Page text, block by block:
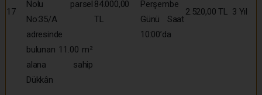
17
Nolu parsel
No:35/A
adresinde
bulunan 11.00 m²
alana sahip
Dükkân
84.000,00
TL
Perşembe
Günü Saat
10:00’da
2.520,00 TL 3 Yıl